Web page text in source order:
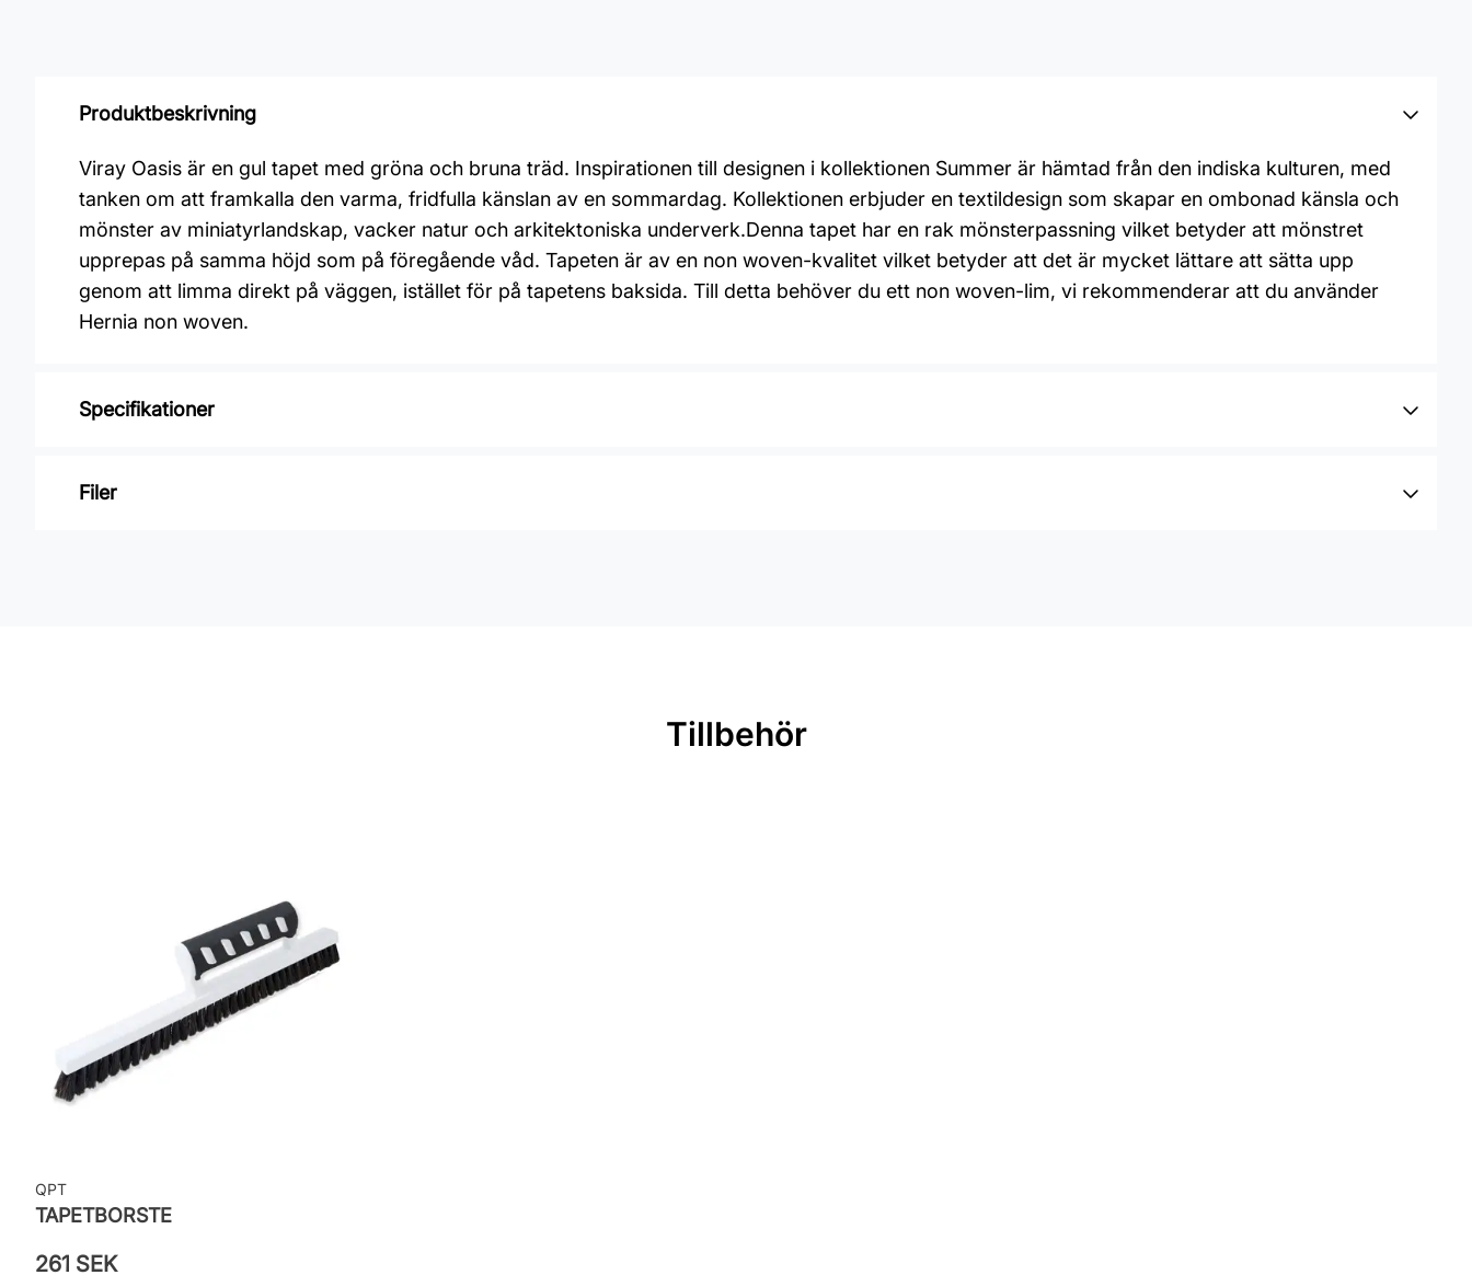
Produktbeskrivning
Viray Oasis är en gul tapet med gröna och bruna träd. Inspirationen till designen i kollektionen Summer är hämtad från den indiska kulturen, med
tanken om att framkalla den varma, fridfulla känslan av en sommardag. Kollektionen erbjuder en textildesign som skapar en ombonad känsla och
mönster av miniatyrlandskap, vacker natur och arkitektoniska underverk.Denna tapet har en rak mönsterpassning vilket betyder att mönstret
upprepas på samma höjd som på föregående våd. Tapeten är av en non woven-kvalitet vilket betyder att det är mycket lättare att sätta upp
genom att limma direkt på väggen, istället för på tapetens baksida. Till detta behöver du ett non woven-lim, vi rekommenderar att du använder
Hernia non woven.
Specifikationer
Varumärke: Midbec Tapeter
Leverantörens artikelnummer: SUM003
Filer
Tillbehör
QPT
TAPETBORSTE
261 SEK